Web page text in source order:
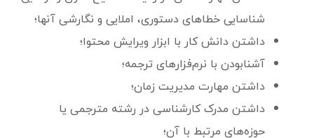
شناسایی خطاهای دستوری، املایی و نگارشی آنها؛
داشتن دانش کار با ابزار ویرایش محتوا؛
آشنابودن با نرم‌فزارهای ترجمه؛
داشتن مهارت مدیریت زمان؛
داشتن مدرک کارشناسی در رشته مترجمی یا
حوزه‌های مرتبط با آن؛